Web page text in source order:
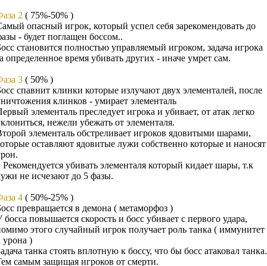
2 ( 75%-50% )
опасный игрок, который успел себя зарекомендовать до
- будет поглащен боссом..
становится полностью управляемый игроком, задача игрока
определенное время убивать других - иначе умрет сам.
3 ( 50% )
спавнит клинки которые излучают двух элементалей, после
клинков - умирает элементаль
элементаль преследует игрока и убивает, от атак легко
нежели убежать от элементаля.
элементаль обстреливает игроков ядовитыми шарами,
оставляют ядовитые лужи собственно которые и наносят
убивать элементаля который кидает шары, т.к
не исчезают до 5 фазы.
4 ( 50%-25% )
превращается в демона ( метаморфоз )
босса повышается скорость и босс убивает с первого удара,
этого случайный игрок получает роль танка ( иммунитет
урона )
танка стоять вплотную к боссу, что бы босс атаковал танка.
самым защищая игроков от смерти.